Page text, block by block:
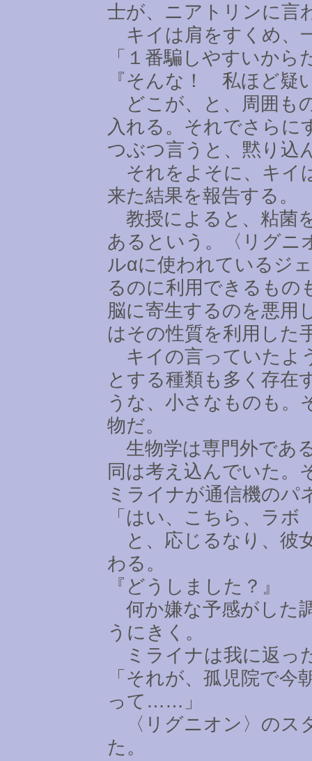
士が、ニアトリンに言
キイは肩をすくめ、
「１番騙しやすいから
『そんな！ 私ほど疑
どこが、と、周囲も
入れる。それでさらに
つぶつ言うと、黙り込
それをよそに、キイ
来た結果を報告する。
教授によると、粘菌
あるという。〈リグニ
ルαに使われているジ
るのに利用できるもの
脳に寄生するのを悪用
はその性質を利用した
キイの言っていたよ
とする種類も多く存在
うな、小さなものも。
物だ。
生物学は専門外であ
同は考え込んでいた。
ミライナが通信機のパ
「はい、こちら、ラボ
と、応じるなり、彼
わる。
『どうしました？』
何か嫌な予感がした
うにきく。
ミライナは我に返っ
「それが、孤児院で
って …… 」
〈リグニオン〉のス
た。